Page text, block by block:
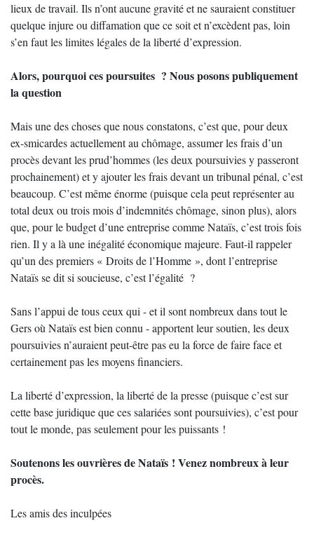
lieux de travail. Ils n’ont aucune gravité et ne sauraient constituer
quelque injure ou diffamation que ce soit et n’excèdent pas, loin
s’en faut les limites légales de la liberté d’expression.
Alors, pourquoi ces poursuites ? Nous posons publiquement
la question
Mais une des choses que nous constatons, c’est que, pour deux
ex-smicardes actuellement au chômage, assumer les frais d’un
procès devant les prud’hommes (les deux poursuivies y passeront
prochainement) et y ajouter les frais devant un tribunal pénal, c’est
beaucoup. C’est même énorme (puisque cela peut représenter au
total deux ou trois mois d’indemnités chômage, sinon plus), alors
que, pour le budget d’une entreprise comme Nataïs, c’est trois fois
rien. Il y a là une inégalité économique majeure. Faut-il rappeler
qu’un des premiers « Droits de l’Homme », dont l’entreprise
Nataïs se dit si soucieuse, c’est l’égalité ?
Sans l’appui de tous ceux qui - et il sont nombreux dans tout le
Gers où Nataïs est bien connu - apportent leur soutien, les deux
poursuivies n’auraient peut-être pas eu la force de faire face et
certainement pas les moyens financiers.
La liberté d’expression, la liberté de la presse (puisque c’est sur
cette base juridique que ces salariées sont poursuivies), c’est pour
tout le monde, pas seulement pour les puissants !
Soutenons les ouvrières de Nataïs ! Venez nombreux à leur
procès.
Les amis des inculpées